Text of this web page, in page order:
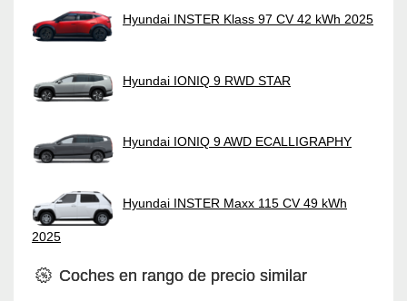
Hyundai INSTER Klass 97 CV 42 kWh 2025
Hyundai IONIQ 9 RWD STAR
Hyundai IONIQ 9 AWD ECALLIGRAPHY
Hyundai INSTER Maxx 115 CV 49 kWh
2025
Coches en rango de precio similar